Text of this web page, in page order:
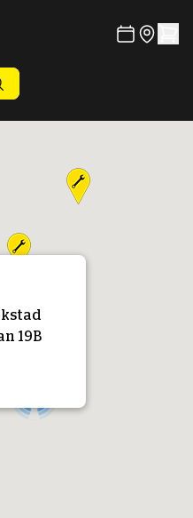
19B